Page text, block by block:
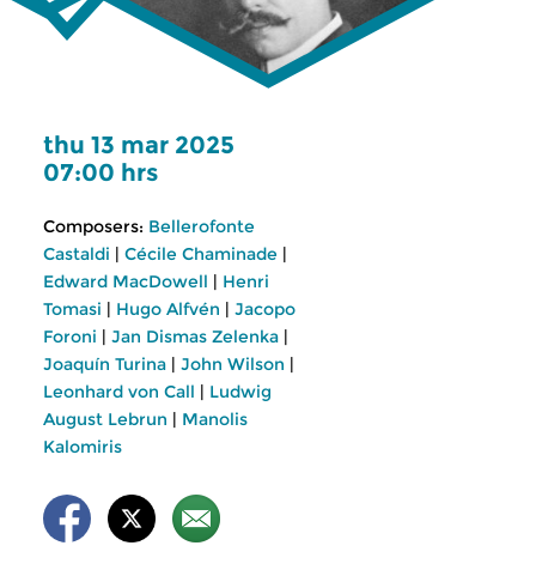
thu 13 mar 2025
07:00 hrs
Composers: Bellerofonte
Castaldi | Cécile Chaminade |
Edward MacDowell | Henri
Tomasi | Hugo Alfvén | Jacopo
Foroni | Jan Dismas Zelenka |
Joaquín Turina | John Wilson |
Leonhard von Call | Ludwig
August Lebrun | Manolis
Kalomiris